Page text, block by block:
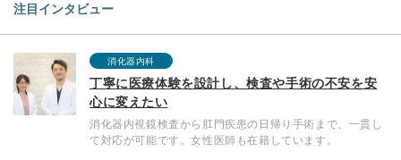
注目インタビュー
消化器内科
丁寧に医療体験を設計し、検査や手術の不安を安
心に変えたい
消化器内視鏡検査から肛門疾患の日帰り手術まで、一貫し
て対応が可能です。女性医師も在籍しています。